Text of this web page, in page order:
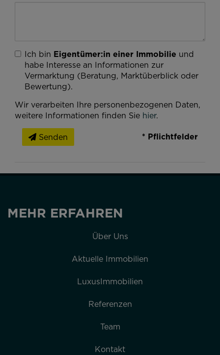
Ich bin Eigentümer:in einer Immobilie und
habe Interesse an Informationen zur
Vermarktung (Beratung, Marktüberblick oder
Bewertung).
Wir verarbeiten Ihre personenbezogenen Daten,
weitere Informationen finden Sie hier.
Senden
* Pflichtfelder
MEHR ERFAHREN
Über Uns
Aktuelle Immobilien
LuxusImmobilien
Referenzen
Team
Kontakt